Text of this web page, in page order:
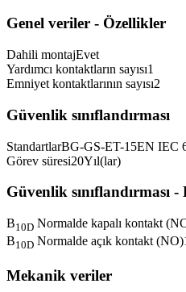
Genel veriler - Özellikler
Dahili montajEvet
Yardımcı kontaktların sayısı1
Emniyet kontaktlarının sayısı2
Güvenlik sınıflandırması
StandartlarBG-GS-ET-15EN IEC
Görev süresi20Yıl(lar)
Güvenlik sınıflandırması
B10D Normalde kapalı kontakt
B10D Normalde açık kontakt (NO)
Mekanik veriler